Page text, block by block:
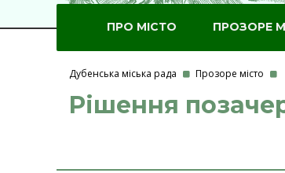
ПРО МІСТО ПРОЗОРЕ
Дубенська міська рада Прозоре місто
Рішення